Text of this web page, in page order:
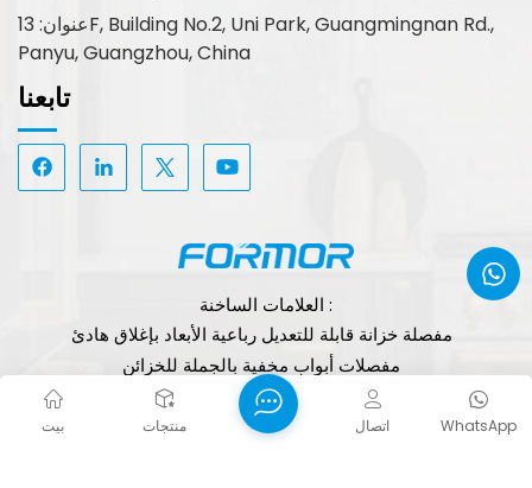
عنوان: 13F, Building No.2, Uni Park, Guangmingnan Rd.,
Panyu, Guangzhou, China
تابعنا
العلامات الساخنة :
مفصلة خزانة قابلة للتعديل رباعية الأبعاد بإغلاق هادئ
مفصلات أبواب مخفية بالجملة للخزائن
مفصلة خزانة قابلة لتعديل السرعة
حقوق الطبع والنشر © 2026 FORTUNE PLUS TECHNOLOGY
بيت منتجات WhatsApp اتصال